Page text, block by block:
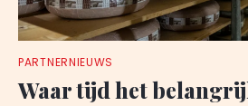
PARTNERNIEUWS
Waar tijd het